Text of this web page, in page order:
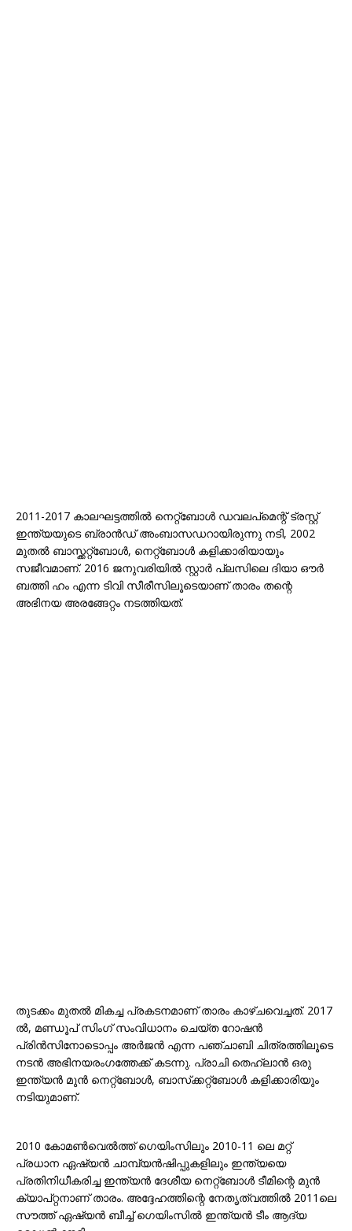
2011-2017 കാലഘട്ടത്തിൽ നെറ്റ്ബോൾ ഡവലപ്മെന്റ് ട്രസ്റ്റ്
ഇന്ത്യയുടെ ബ്രാൻഡ് അംബാസഡറായിരുന്നു നടി, 2002
മുതൽ ബാസ്ക്കറ്റ്ബോൾ, നെറ്റ്ബോൾ കളിക്കാരിയായും
സജീവമാണ്. 2016 ജനുവരിയിൽ സ്റ്റാർ പ്ലസിലെ ദിയാ ഔർ
ബത്തി ഹം എന്ന ടിവി സീരീസിലൂടെയാണ് താരം തന്റെ
അഭിനയ അരങ്ങേറ്റം നടത്തിയത്.
തുടക്കം മുതൽ മികച്ച പ്രകടനമാണ് താരം കാഴ്ചവെച്ചത്. 2017
ൽ, മണ്ഡൂപ് സിംഗ് സംവിധാനം ചെയ്ത റോഷൻ
പ്രിൻസിനോടൊപ്പം അർജൻ എന്ന പഞ്ചാബി ചിത്രത്തിലൂടെ
നടൻ അഭിനയരംഗത്തേക്ക് കടന്നു. പ്രാചി തെഹ്‌ലാൻ ഒരു
ഇന്ത്യൻ മുൻ നെറ്റ്‌ബോൾ, ബാസ്‌ക്കറ്റ്‌ബോൾ കളിക്കാരിയും
നടിയുമാണ്.
2010 കോമൺവെൽത്ത് ഗെയിംസിലും 2010-11 ലെ മറ്റ്
പ്രധാന ഏഷ്യൻ ചാമ്പ്യൻഷിപ്പുകളിലും ഇന്ത്യയെ
പ്രതിനിധീകരിച്ച ഇന്ത്യൻ ദേശീയ നെറ്റ്ബോൾ ടീമിന്റെ മുൻ
ക്യാപ്റ്റനാണ് താരം. അദ്ദേഹത്തിന്റെ നേതൃത്വത്തിൽ 2011ലെ
സൗത്ത് ഏഷ്യൻ ബീച്ച് ഗെയിംസിൽ ഇന്ത്യൻ ടീം ആദ്യ